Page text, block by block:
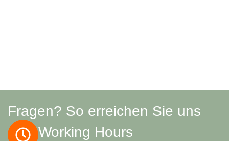
Fragen? So erreichen Sie uns
Working Hours